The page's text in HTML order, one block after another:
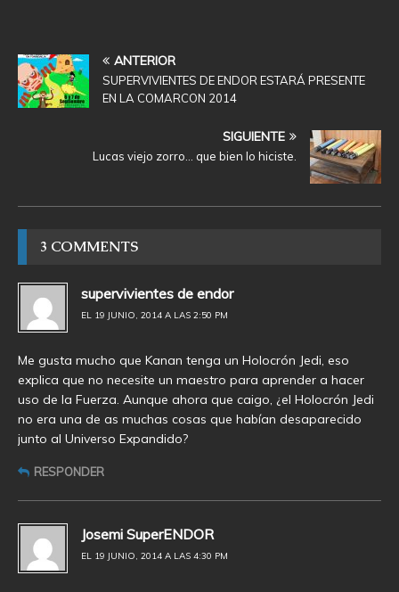
ANTERIOR
SUPERVIVIENTES DE ENDOR ESTARÁ PRESENTE
EN LA COMARCON 2014
SIGUIENTE
Lucas viejo zorro… que bien lo hiciste.
3 COMMENTS
supervivientes de endor
EL 19 JUNIO, 2014 A LAS 2:50 PM
Me gusta mucho que Kanan tenga un Holocrón Jedi, eso
explica que no necesite un maestro para aprender a hacer
uso de la Fuerza. Aunque ahora que caigo, ¿el Holocrón Jedi
no era una de as muchas cosas que habían desaparecido
junto al Universo Expandido?
RESPONDER
Josemi SuperENDOR
EL 19 JUNIO, 2014 A LAS 4:30 PM